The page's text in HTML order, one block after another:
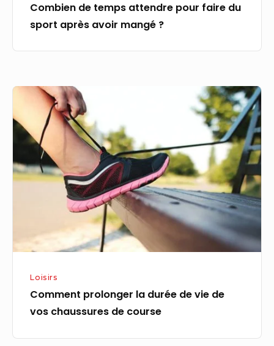
Combien de temps attendre pour faire du
sport après avoir mangé ?
Comment
prolonger
la
durée
de
vie
chaussures
Loisirs
Comment prolonger la durée de vie de
vos chaussures de course